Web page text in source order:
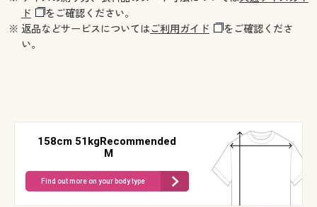
ド
をご確認ください。
※ 返品などサービスについてはご利用ガイド
をご確認くださ
い。
158cm 51kgRecommended
M
Find out more on your body type